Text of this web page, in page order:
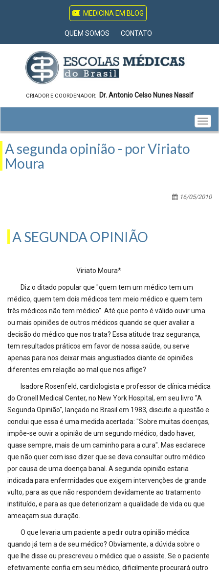
MEDICINA EM BLOG
QUEM SOMOS CONTATO
CRIADOR E COORDENADOR: Dr. Antonio Celso Nunes Nassif
A segunda opinião - por Viriato
Moura
16/05/2010
A SEGUNDA OPINIÃO
Viriato Moura*
Diz o ditado popular que "quem tem um médico tem um
médico, quem tem dois médicos tem meio médico e quem tem
três médicos não tem médico". Até que ponto é válido ouvir uma
ou mais opiniões de outros médicos quando se quer avaliar a
decisão do médico que nos trata? Essa atitude traz segurança,
tem resultados práticos em favor de nossa saúde, ou serve
apenas para nos deixar mais angustiados diante de opiniões
diferentes em relação ao mal que nos aflige?
Isadore Rosenfeld, cardiologista e professor de clínica médica
do Cronell Medical Center, no New York Hospital, em seu livro "A
Segunda Opinião", lançado no Brasil em 1983, discute a questão e
conclui que essa é uma medida acertada: "Sobre muitas doenças,
impõe-se ouvir a opinião de um segundo médico, dado haver,
quase sempre, mais de um caminho para a cura". Mas esclarece
que não quer com isso dizer que se deva consultar outro médico
por causa de uma doença banal. A segunda opinião estaria
indicada para enfermidades que exigem intervenções de grande
vulto, para as que não respondem devidamente ao tratamento
instituído, e para as que deteriorizam a qualidade de vida ou que
ameaçam sua duração.
O que levaria um paciente a pedir outra opinião médica
quando já tem a de seu médico? Obviamente, a dúvida sobre o
que lhe disse ou prescreveu o médico que o assiste. Se o paciente
efetivamente confia em seu médico, dificilmente procurará outro